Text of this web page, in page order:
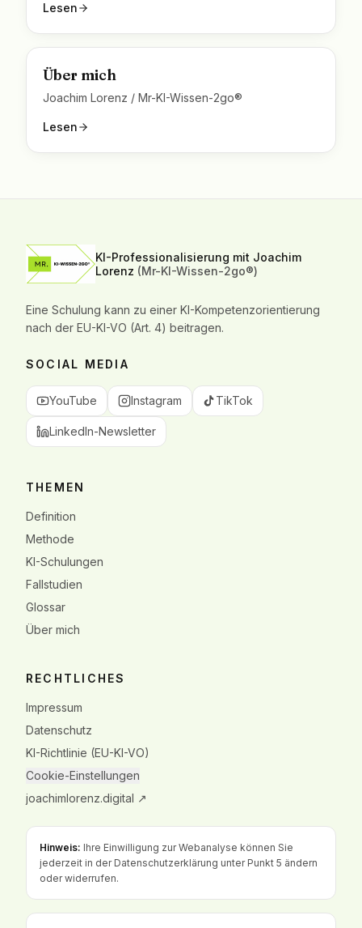
Lesen
Über mich
Joachim Lorenz / Mr-KI-Wissen-2go®
Lesen
KI-Professionalisierung mit Joachim
Lorenz (Mr-KI-Wissen-2go®)
Eine Schulung kann zu einer KI-Kompetenzorientierung
nach der EU-KI-VO (Art. 4) beitragen.
SOCIAL MEDIA
YouTube Instagram TikTok
LinkedIn-Newsletter
THEMEN
Definition
Methode
KI-Schulungen
Fallstudien
Glossar
Über mich
RECHTLICHES
Impressum
Datenschutz
KI-Richtlinie (EU-KI-VO)
Cookie-Einstellungen
joachimlorenz.digital ↗
Hinweis: Ihre Einwilligung zur Webanalyse können Sie
jederzeit in der Datenschutzerklärung unter Punkt 5 ändern
oder widerrufen.